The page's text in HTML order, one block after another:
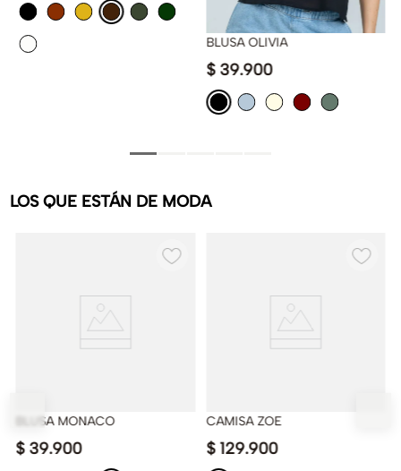
BLUSA OLIVIA
$ 39.900
LOS QUE ESTÁN DE MODA
BLUSA MONACO
$ 39.900
CAMISA ZOE
$ 129.900